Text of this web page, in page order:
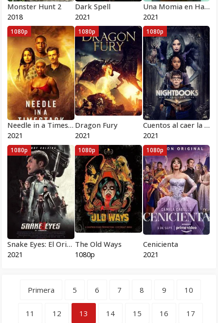
Monster Hunt 2
2018
Dark Spell
2021
Una Momia en Halloween
2021
Needle in a Timestack
2021
1080p
Dragon Fury
2021
1080p
Cuentos al caer la noche
2021
1080p
Snake Eyes: El Origen
2021
1080p
The Old Ways
1080p
1080p
Cenicienta
2021
1080p
Primera 5 6 7 8 9 10
11 12 13 14 15 16 17